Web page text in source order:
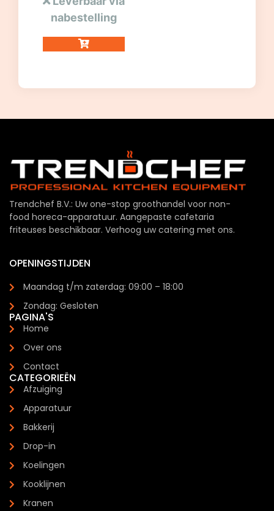
nabestelling
Trendchef B.V.: Uw one-stop groothandel voor non-
food horeca-apparatuur. Aangepaste cafetaria
friteuses beschikbaar. Verhoog uw catering met ons.
OPENINGSTIJDEN
Maandag t/m zaterdag: 09:00 – 18:00
Zondag: Gesloten
PAGINA'S
Home
Over ons
Contact
CATEGORIEËN
Afzuiging
Apparatuur
Bakkerij
Drop-in
Koelingen
Kooklijnen
Kranen